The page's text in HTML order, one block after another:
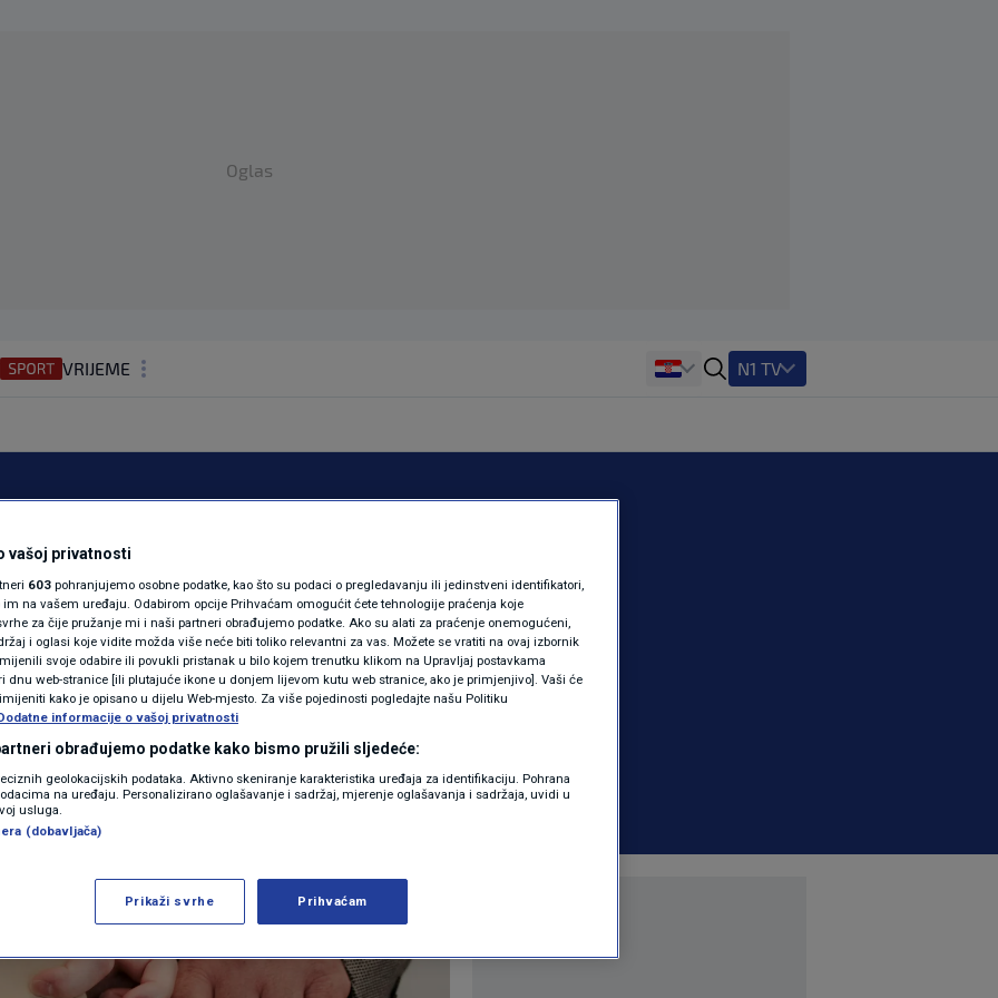
Oglas
VRIJEME
REGIJA
MAGAZIN
KOLUMNE
N1(DIS)INFO
KLIMATSKE PROMJENE
FOTO
VIDEO
N1 TV
glasuju
snaga RH
0 komentara
Više
vašoj privatnosti
603 pohranjujemo osobne podatke, kao što su podaci o pregledavanju ili jedinstveni identifikatori,
na vašem uređaju. Odabirom opcije Prihvaćam omogućit ćete tehnologije praćenja koje
za čije pružanje mi i naši partneri obrađujemo podatke. Ako su alati za praćenje onemogućeni,
i oglasi koje vidite možda više neće biti toliko relevantni za vas. Možete se vratiti na ovaj izbornik
svoje odabire ili povukli pristanak u bilo kojem trenutku klikom na Upravljaj postavkama
dnu web-stranice [ili plutajuće ikone u donjem lijevom kutu web stranice, ako je primjenjivo]. Vaši će
kako je opisano u dijelu Web-mjesto. Za više pojedinosti pogledajte našu Politiku
informacije o vašoj privatnosti
obrađujemo podatke kako bismo pružili sljedeće:
geolokacijskih podataka. Aktivno skeniranje karakteristika uređaja za identifikaciju. Pohrana
na uređaju. Personalizirano oglašavanje i sadržaj, mjerenje oglašavanja i sadržaja, uvidi u
usluga.
(dobavljača)
Prikaži svrhe Prihvaćam